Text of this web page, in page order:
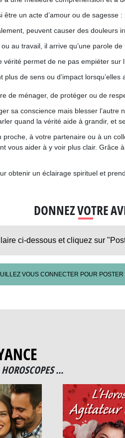
un acte d’amour ou de sagesse :
peuvent causer des douleurs
au travail, il arrive qu’une parole
permet de ne pas empiéter sur
plus de sens ou d’impact lorsqu’elles
de ménager, de protéger ou de
sa conscience mais blesser
quand la vérité aide à grandir, et
à votre partenaire ou à un
vous aider à y voir plus clair.
obtenir un éclairage spirituel et
DONNEZ VOTRE
ci-dessous et cliquez sur
VOUS CONNECTER POUR
...